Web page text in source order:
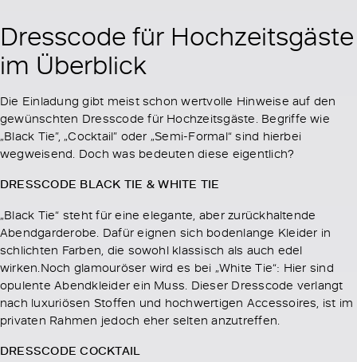
Dresscode für Hochzeitsgäste
im Überblick
Die Einladung gibt meist schon wertvolle Hinweise auf den
gewünschten Dresscode für Hochzeitsgäste. Begriffe wie
„Black Tie”, „Cocktail” oder „Semi-Formal“ sind hierbei
wegweisend. Doch was bedeuten diese eigentlich?
DRESSCODE BLACK TIE & WHITE TIE
„Black Tie“ steht für eine elegante, aber zurückhaltende
Abendgarderobe. Dafür eignen sich bodenlange Kleider in
schlichten Farben, die sowohl klassisch als auch edel
wirken.Noch glamouröser wird es bei „White Tie“: Hier sind
opulente Abendkleider ein Muss. Dieser Dresscode verlangt
nach luxuriösen Stoffen und hochwertigen Accessoires, ist im
privaten Rahmen jedoch eher selten anzutreffen.
DRESSCODE COCKTAIL